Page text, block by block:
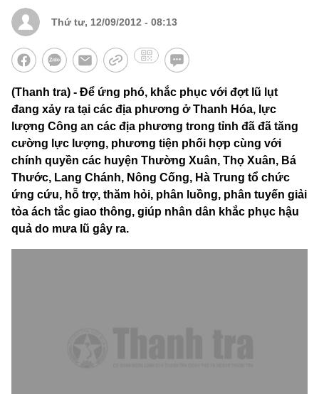
Thứ tư, 12/09/2012 - 08:13
(Thanh tra) - Để ứng phó, khắc phục với đợt lũ lụt
đang xảy ra tại các địa phương ở Thanh Hóa, lực
lượng Công an các địa phương trong tỉnh đã đã tăng
cường lực lượng, phương tiện phối hợp cùng với
chính quyền các huyện Thường Xuân, Thọ Xuân, Bá
Thước, Lang Chánh, Nông Cống, Hà Trung tổ chức
ứng cứu, hỗ trợ, thăm hỏi, phân luồng, phân tuyến giải
tỏa ách tắc giao thông, giúp nhân dân khắc phục hậu
quả do mưa lũ gây ra.